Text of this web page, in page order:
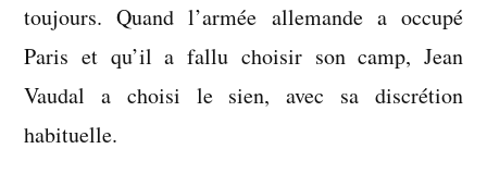
toujours. Quand l’armée allemande a occupé
Paris et qu’il a fallu choisir son camp, Jean
Vaudal a choisi le sien, avec sa discrétion
habituelle.